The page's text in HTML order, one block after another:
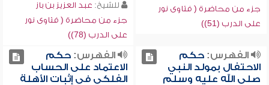
جزء من محاضرة ( فتاوى نور
على الدرب (51))
للشيخ: عبد العزيز بن باز
جزء من محاضرة ( فتاوى نور
على الدرب (78))
الفهرس:حكم
الاحتفال بمولد النبي
صلى الله عليه وسلم
الفهرس:حكم
الاعتماد على الحساب
الفلكي في إثبات الأهلة